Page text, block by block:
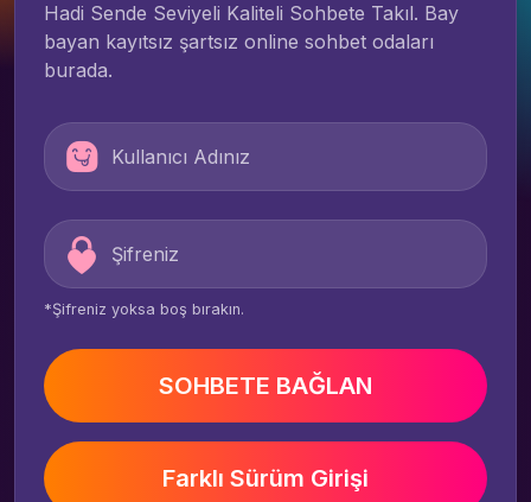
Hadi Sende Seviyeli Kaliteli Sohbete Takıl. Bay
bayan kayıtsız şartsız online sohbet odaları
burada.
*Şifreniz yoksa boş bırakın.
SOHBETE BAĞLAN
Farklı Sürüm Girişi